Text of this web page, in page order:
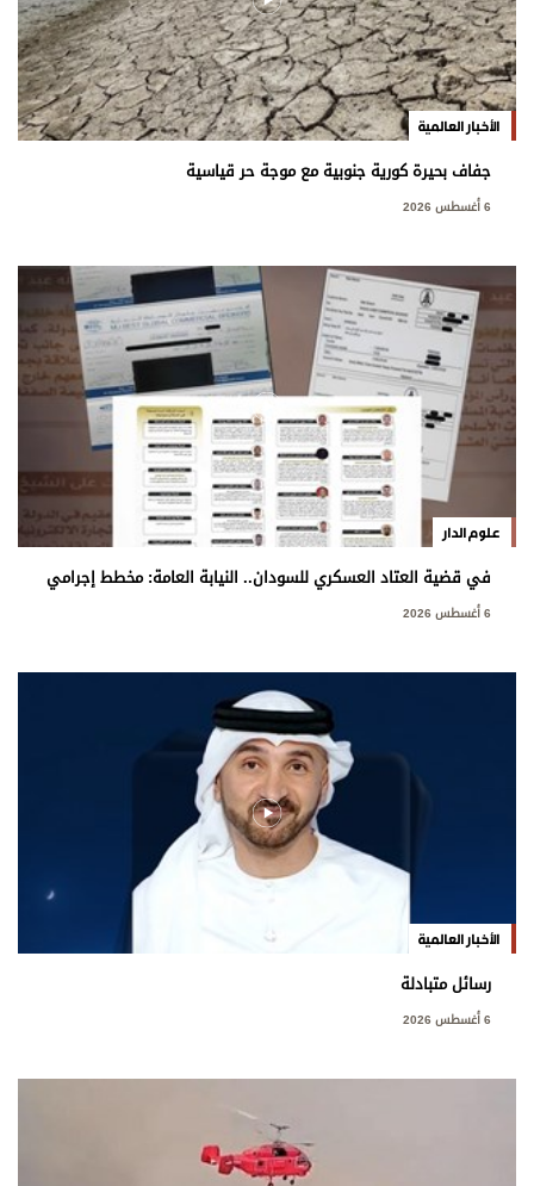
الأخبار العالمية
جفاف بحيرة كورية جنوبية مع موجة حر قياسية
6 أغسطس 2026
علوم الدار
في قضية العتاد العسكري للسودان.. النيابة العامة: مخطط إجرامي
استهدف المساس بسيادة الدولة6 أغسطس 2026
الأخبار العالمية
رسائل متبادلة
6 أغسطس 2026